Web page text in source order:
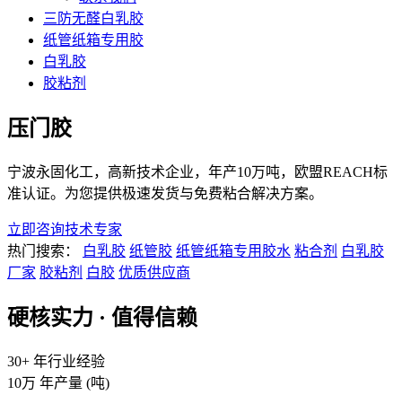
三防无醛白乳胶
纸管纸箱专用胶
白乳胶
胶粘剂
压门胶
宁波永固化工，高新技术企业，年产10万吨，欧盟REACH标
准认证。为您提供极速发货与免费粘合解决方案。
立即咨询技术专家
热门搜索：
白乳胶 纸管胶 纸管纸箱专用胶水 粘合剂 白乳胶
厂家 胶粘剂 白胶 优质供应商
硬核实力 · 值得信赖
30+ 年行业经验
10万 年产量 (吨)